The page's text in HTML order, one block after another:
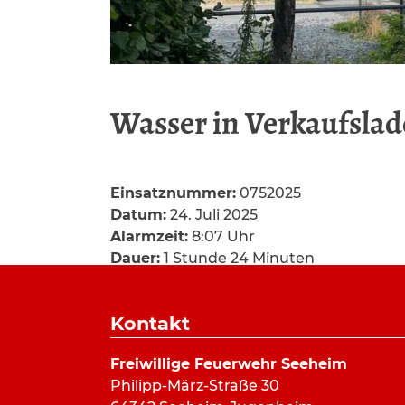
Wasser in
Einsatznummer: 0752025
Datum: 24. Juli 2025
Alarmzeit: 8:07 Uhr
Dauer: 1 Stunde 24 Minuten
Einsatzort:
Fahrzeuge: ELW,HLF 20/16,GW-Logistik
Weitere Kräfte:Gemeindewerke
Kontakt
Freiwillige Feuerwehr Seeheim
Philipp-März-Straße 30